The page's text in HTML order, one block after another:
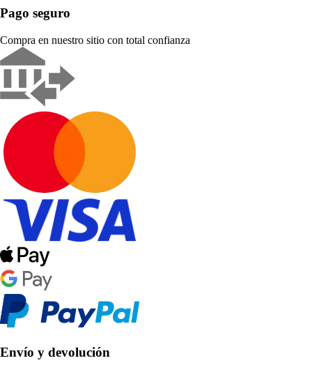
Pago seguro
Compra en nuestro sitio con total confianza
Envío y devolución